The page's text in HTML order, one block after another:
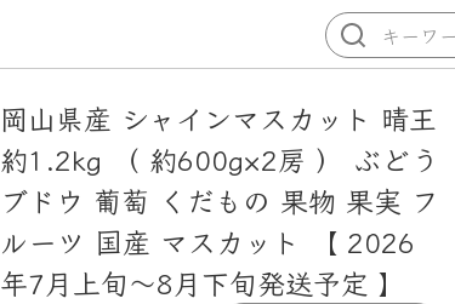
岡山県産 シャインマスカット 晴王
約1.2kg （ 約600g×2房 ） ぶどう
ブドウ 葡萄 くだもの 果物 果実 フ
ルーツ 国産 マスカット 【 2026
年7月上旬～8月下旬発送予定 】